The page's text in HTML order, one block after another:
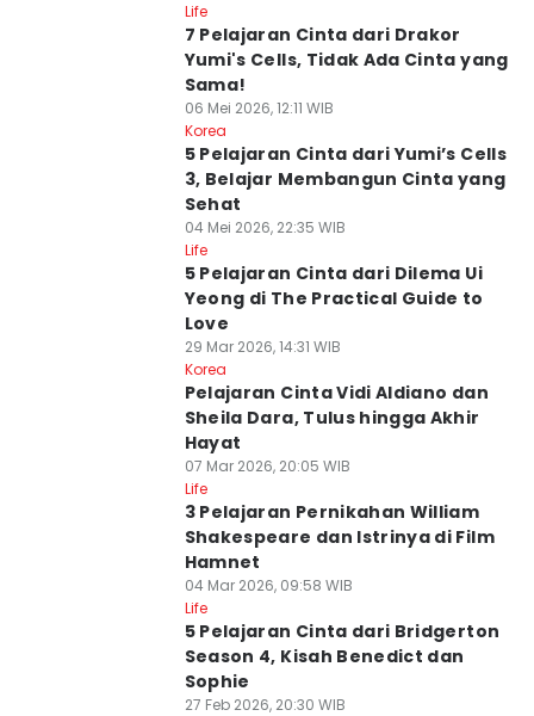
Life
7 Pelajaran Cinta dari Drakor
Yumi's Cells, Tidak Ada Cinta yang
Sama!
06 Mei 2026, 12:11 WIB
Korea
5 Pelajaran Cinta dari Yumi’s Cells
3, Belajar Membangun Cinta yang
Sehat
04 Mei 2026, 22:35 WIB
Life
5 Pelajaran Cinta dari Dilema Ui
Yeong di The Practical Guide to
Love
29 Mar 2026, 14:31 WIB
Korea
Pelajaran Cinta Vidi Aldiano dan
Sheila Dara, Tulus hingga Akhir
Hayat
07 Mar 2026, 20:05 WIB
Life
3 Pelajaran Pernikahan William
Shakespeare dan Istrinya di Film
Hamnet
04 Mar 2026, 09:58 WIB
Life
5 Pelajaran Cinta dari Bridgerton
Season 4, Kisah Benedict dan
Sophie
27 Feb 2026, 20:30 WIB